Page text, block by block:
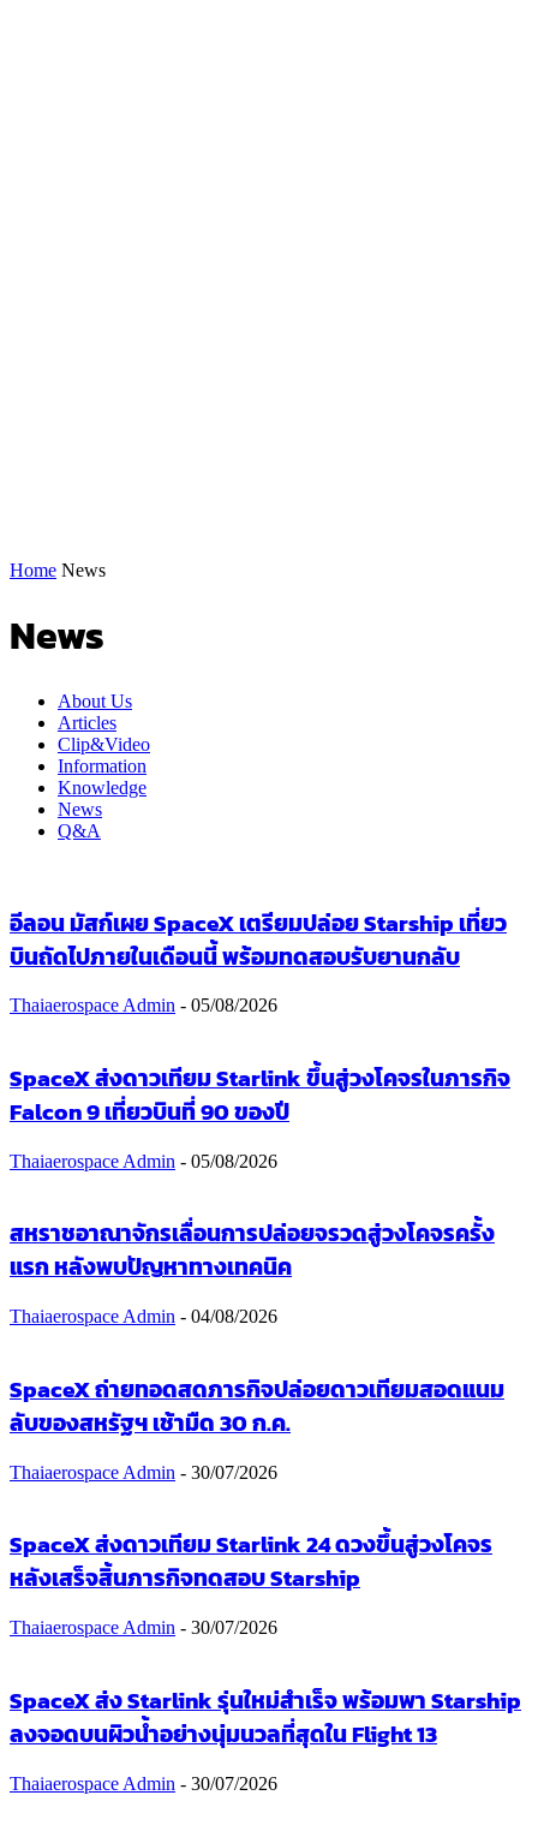
Home News
News
About Us
Articles
Clip&Video
Information
Knowledge
News
Q&A
อีลอน มัสก์เผย SpaceX เตรียมปล่อย Starship เที่ยว
บินถัดไปภายในเดือนนี้ พร้อมทดสอบรับยานกลับ
Thaiaerospace Admin - 05/08/2026
SpaceX ส่งดาวเทียม Starlink ขึ้นสู่วงโคจรในภารกิจ
Falcon 9 เที่ยวบินที่ 90 ของปี
Thaiaerospace Admin - 05/08/2026
สหราชอาณาจักรเลื่อนการปล่อยจรวดสู่วงโคจรครั้ง
แรก หลังพบปัญหาทางเทคนิค
Thaiaerospace Admin - 04/08/2026
SpaceX ถ่ายทอดสดภารกิจปล่อยดาวเทียมสอดแนม
ลับของสหรัฐฯ เช้ามืด 30 ก.ค.
Thaiaerospace Admin - 30/07/2026
SpaceX ส่งดาวเทียม Starlink 24 ดวงขึ้นสู่วงโคจร
หลังเสร็จสิ้นภารกิจทดสอบ Starship
Thaiaerospace Admin - 30/07/2026
SpaceX ส่ง Starlink รุ่นใหม่สำเร็จ พร้อมพา Starship
ลงจอดบนผิวน้ำอย่างนุ่มนวลที่สุดใน Flight 13
Thaiaerospace Admin - 30/07/2026